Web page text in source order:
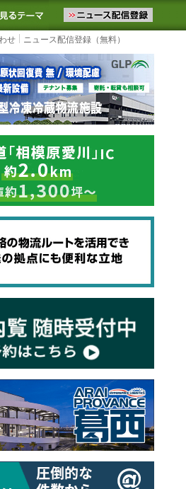
お届けします。物流ニュース
入りに追加 よく見るテーマ
せ ニュース配信登録（無料）